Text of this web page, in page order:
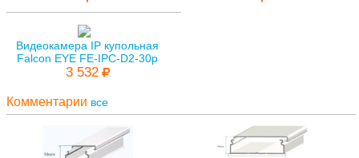
Видеокамера IP купольная
Falcon EYE FE-IPC-D2-30p
3 532
Комментарии все